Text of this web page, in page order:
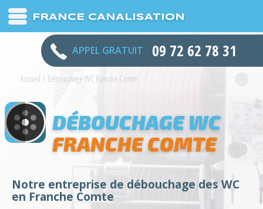
FRANCE CANALISATION
APPEL GRATUIT 09 72 62 78 31
Accueil / Débouchage WC Franche Comte
DÉBOUCHAGE WC
FRANCHE COMTE
Notre entreprise de débouchage des WC
en Franche Comte